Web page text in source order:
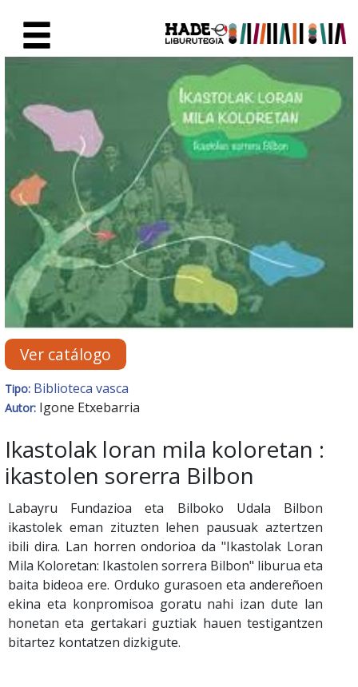
Ficha de Novedades -
Ver catálogo
Tipo: Biblioteca vasca
Autor: Igone Etxebarria
Ikastolak loran mila koloretan :
ikastolen sorerra Bilbon
Labayru Fundazioa eta Bilboko Udala Bilbon
ikastolek eman zituzten lehen pausuak aztertzen
ibili dira. Lan horren ondorioa da "Ikastolak Loran
Mila Koloretan: Ikastolen sorrera Bilbon" liburua eta
baita bideoa ere. Orduko gurasoen eta andereñoen
ekina eta konpromisoa goratu nahi izan dute lan
honetan eta gertakari guztiak hauen testigantzen
bitartez kontatzen dizkigute.